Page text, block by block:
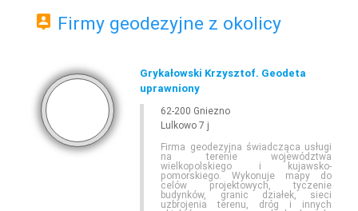
Firmy geodezyjne z okolicy
Grykałowski Krzysztof. Geodeta
uprawniony
62-200 Gniezno
Lulkowo 7 j
Firma geodezyjna świadcząca usługi
na terenie województwa
wielkopolskiego i kujawsko-
pomorskiego. Wykonuje mapy do
celów projektowych, tyczenie
budynków, granic działek, sieci
uzbrojenia terenu, dróg i innych